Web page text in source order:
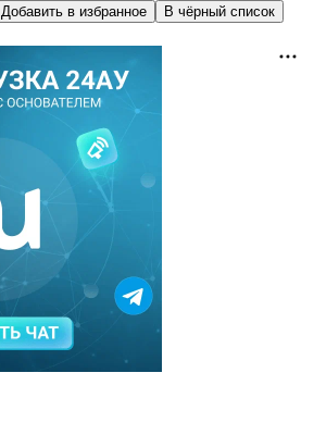
Добавить в избранное
В чёрный список